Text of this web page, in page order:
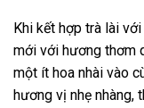
Khi kết hợp trà lài
mới với hương thơm
một ít hoa nhài vào
hương vị nhẹ nhàng,